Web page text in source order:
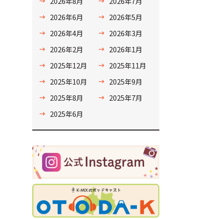
2026年6月
2026年5月
2026年4月
2026年3月
2026年2月
2026年1月
2025年12月
2025年11月
2025年10月
2025年9月
2025年8月
2025年7月
2025年6月